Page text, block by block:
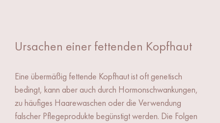
Ursachen einer fettenden Kopfhaut
Eine übermäßig fettende Kopfhaut ist oft genetisch
bedingt, kann aber auch durch Hormonschwankungen,
zu häufiges Haarewaschen oder die Verwendung
falscher Pflegeprodukte begünstigt werden. Die Folgen